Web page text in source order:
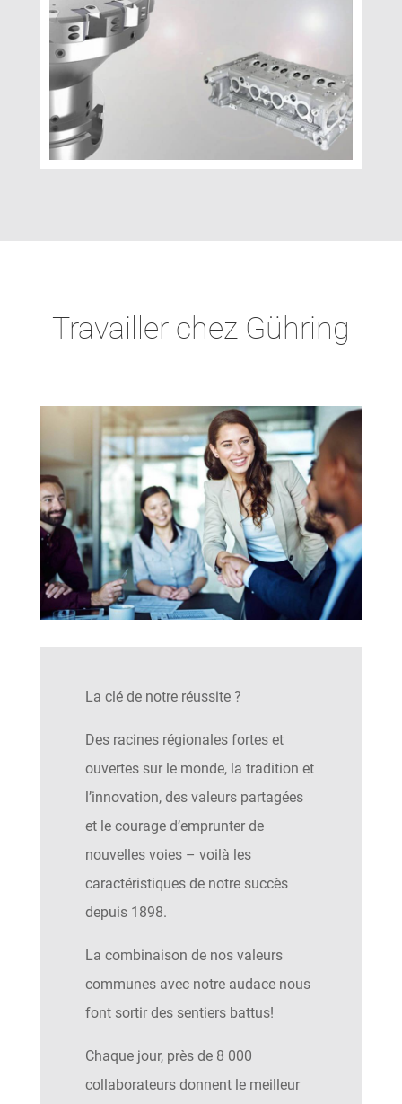
Travailler chez Gühring
La clé de notre réussite ?
Des racines régionales fortes et
ouvertes sur le monde, la tradition et
l’innovation, des valeurs partagées
et le courage d’emprunter de
nouvelles voies – voilà les
caractéristiques de notre succès
depuis 1898.
La combinaison de nos valeurs
communes avec notre audace nous
font sortir des sentiers battus!
Chaque jour, près de 8 000
collaborateurs donnent le meilleur